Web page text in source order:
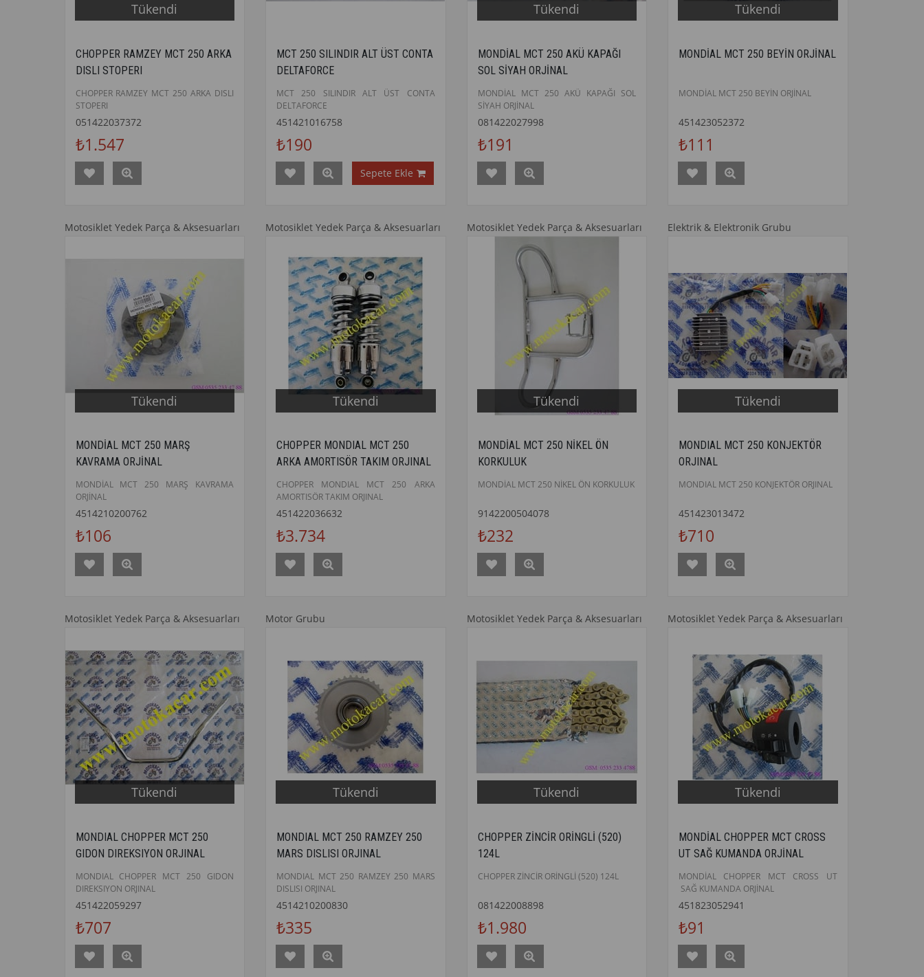
Tükendi
CHOPPER RAMZEY MCT 250 ARKA
DISLI STOPERI
CHOPPER RAMZEY MCT 250 ARKA DISLI
STOPERI
051422037372
₺1.547
MCT 250 SILINDIR ALT ÜST CONTA
DELTAFORCE
MCT 250 SILINDIR ALT ÜST CONTA
DELTAFORCE
451421016758
₺190
Sepete Ekle
Tükendi
MONDİAL MCT 250 AKÜ KAPAĞI
SOL SİYAH ORJİNAL
MONDİAL MCT 250 AKÜ KAPAĞI SOL
SİYAH ORJİNAL
081422027998
₺191
Tükendi
MONDİAL MCT 250 BEYİN ORJİNAL
MONDİAL MCT 250 BEYİN ORJİNAL
451423052372
₺111
Motosiklet Yedek Parça & Aksesuarları
Tükendi
MONDİAL MCT 250 MARŞ
KAVRAMA ORJİNAL
MONDİAL MCT 250 MARŞ KAVRAMA
ORJİNAL
4514210200762
₺106
Motosiklet Yedek Parça & Aksesuarları
Tükendi
CHOPPER MONDIAL MCT 250
ARKA AMORTISÖR TAKIM ORJINAL
CHOPPER MONDIAL MCT 250 ARKA
AMORTISÖR TAKIM ORJINAL
451422036632
₺3.734
Motosiklet Yedek Parça & Aksesuarları
Tükendi
MONDİAL MCT 250 NİKEL ÖN
KORKULUK
MONDİAL MCT 250 NİKEL ÖN KORKULUK
9142200504078
₺232
Elektrik & Elektronik Grubu
Tükendi
MONDIAL MCT 250 KONJEKTÖR
ORJINAL
MONDIAL MCT 250 KONJEKTÖR ORJINAL
451423013472
₺710
Motosiklet Yedek Parça & Aksesuarları
Tükendi
MONDIAL CHOPPER MCT 250
GIDON DIREKSIYON ORJINAL
MONDIAL CHOPPER MCT 250 GIDON
DIREKSIYON ORJINAL
451422059297
₺707
Motor Grubu
Tükendi
MONDIAL MCT 250 RAMZEY 250
MARS DISLISI ORJINAL
MONDIAL MCT 250 RAMZEY 250 MARS
DISLISI ORJINAL
4514210200830
₺335
Motosiklet Yedek Parça & Aksesuarları
Tükendi
CHOPPER ZİNCİR ORİNGLİ (520)
124L
CHOPPER ZİNCİR ORİNGLİ (520) 124L
081422008898
₺1.980
Motosiklet Yedek Parça & Aksesuarları
Tükendi
MONDİAL CHOPPER MCT CROSS
UT SAĞ KUMANDA ORJİNAL
MONDİAL CHOPPER MCT CROSS UT
SAĞ KUMANDA ORJİNAL
451823052941
₺91